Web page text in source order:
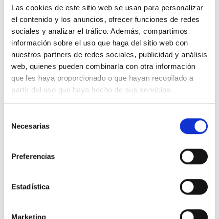
Las cookies de este sitio web se usan para personalizar
el contenido y los anuncios, ofrecer funciones de redes
sociales y analizar el tráfico. Además, compartimos
información sobre el uso que haga del sitio web con
nuestros partners de redes sociales, publicidad y análisis
web, quienes pueden combinarla con otra información
que les haya proporcionado o que hayan recopilado a
partir del uso que haya hecho de sus servicios.
Necesarias
Preferencias
Estadística
Marketing
COLABORACIÓN PARA QUE NOS SINTAMOS COMO
CIUDADANOS LIBRES, COMO TURISTAS AGRADECIDOS
Y BIEN ACOGIDOS PARA QUE NUESTRA ECONOMÍA
CONTRIBUYA A LLEVAR RIQUEZA ALLÍ DONDE VAMOS.
Saioa hasibehar duzu baloratzeko
4personas han valorado
Jose Gago
0|Erantzun
El horizonte de libertad necesario para ejercer
necesario, imperioso, que apoyemos iniciativas lo